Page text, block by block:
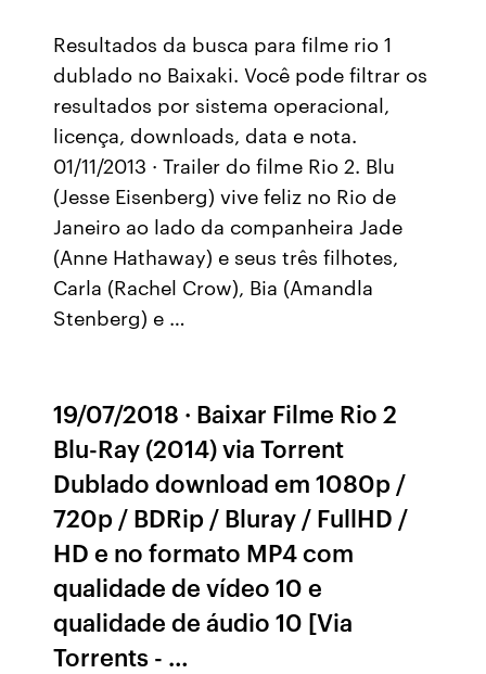
Resultados da busca para filme rio 1
dublado no Baixaki. Você pode filtrar os
resultados por sistema operacional,
licença, downloads, data e nota.
01/11/2013 · Trailer do filme Rio 2. Blu
(Jesse Eisenberg) vive feliz no Rio de
Janeiro ao lado da companheira Jade
(Anne Hathaway) e seus três filhotes,
Carla (Rachel Crow), Bia (Amandla
Stenberg) e …
19/07/2018 · Baixar Filme Rio 2
Blu-Ray (2014) via Torrent
Dublado download em 1080p /
720p / BDRip / Bluray / FullHD /
HD e no formato MP4 com
qualidade de vídeo 10 e
qualidade de áudio 10 [Via
Torrents - …